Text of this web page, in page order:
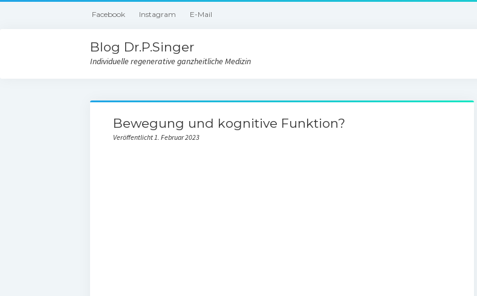
Facebook Instagram E-Mail
Blog Dr.P.Singer
Individuelle regenerative ganzheitliche Medizin
Bewegung und kognitive Funktion?
Veröffentlicht 1. Februar 2023